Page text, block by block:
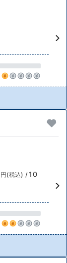
円(税込) / 10